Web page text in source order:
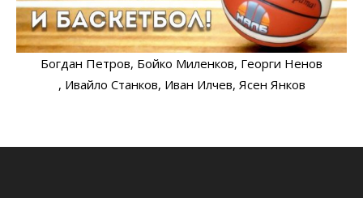
Богдан Петров, Бойко Миленков, Георги Ненов
, Ивайло Станков, Иван Илчев, Ясен Янков